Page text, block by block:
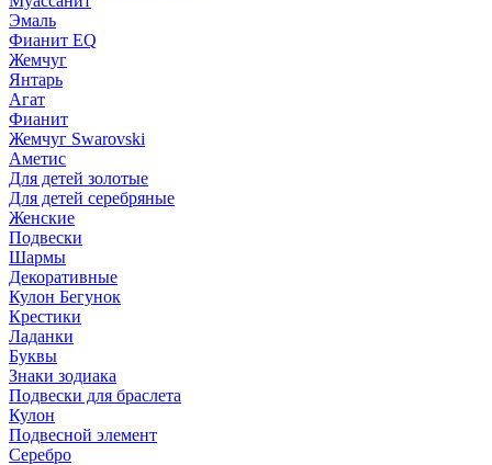
Эмаль
Фианит EQ
Жемчуг
Янтарь
Агат
Фианит
Жемчуг Swarovski
Аметис
Для детей золотые
Для детей серебряные
Женские
Подвески
Шармы
Декоративные
Кулон Бегунок
Крестики
Ладанки
Буквы
Знаки зодиака
Подвески для браслета
Кулон
Подвесной элемент
Серебро